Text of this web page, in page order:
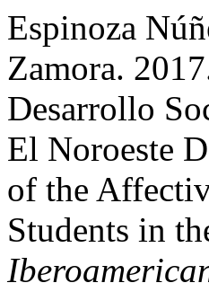
Espinoza
Zamora.
Desarrollo
El Noroeste
of the
Students in